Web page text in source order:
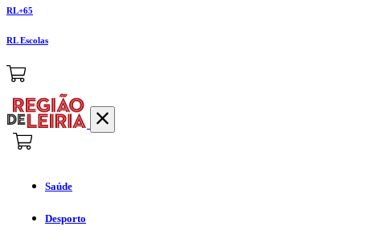
RL+65
RL Escolas
Saúde
Desporto